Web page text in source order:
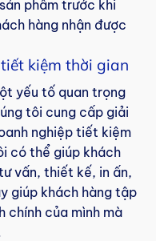
phẩm trước khi
hàng nhận được
kiệm thời gian
yếu tố quan trọng
tôi cung cấp giải
nghiệp tiết kiệm
có thể giúp khách
vấn, thiết kế, in ấn,
giúp khách hàng tập
chính của mình mà